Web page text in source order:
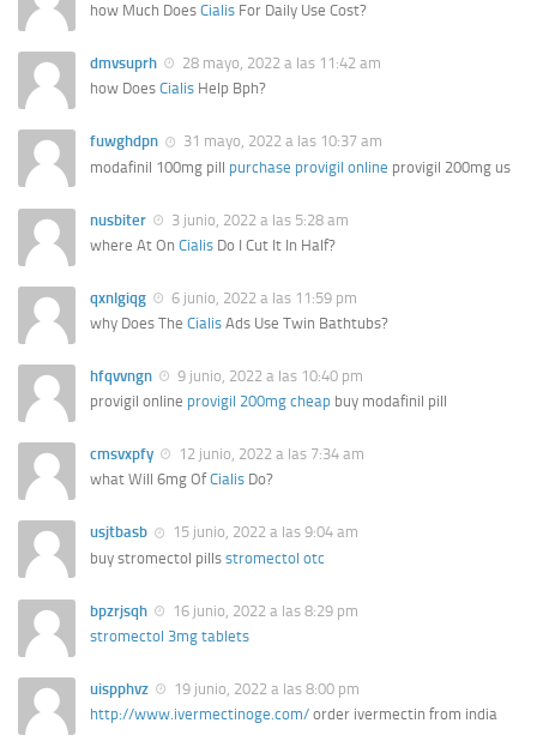
how Much Does Cialis For Daily Use Cost?
dmvsuprh
28 mayo, 2022 a las 11:42 am
how Does Cialis Help Bph?
fuwghdpn
31 mayo, 2022 a las 10:37 am
modafinil 100mg pill purchase provigil online provigil 200mg us
nusbiter
3 junio, 2022 a las 5:28 am
where At On Cialis Do I Cut It In Half?
qxnlgiqg
6 junio, 2022 a las 11:59 pm
why Does The Cialis Ads Use Twin Bathtubs?
hfqvvngn
9 junio, 2022 a las 10:40 pm
provigil online provigil 200mg cheap buy modafinil pill
cmsvxpfy
12 junio, 2022 a las 7:34 am
what Will 6mg OfCialis Do?
usjtbasb
15 junio, 2022 a las 9:04 am
buy stromectol pills stromectol otc
bpzrjsqh
16 junio, 2022 a las 8:29 pm
stromectol 3mg tablets
uispphvz
19 junio, 2022 a las 8:00 pm
http://www.ivermectinoge.com/ order ivermectin from india